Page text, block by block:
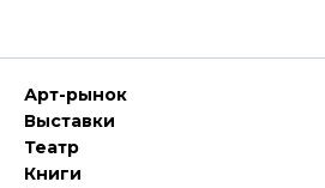
Арт-рынок
Выставки
Театр
Книги